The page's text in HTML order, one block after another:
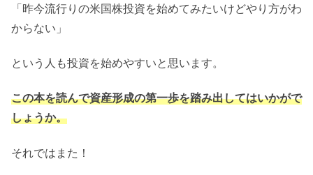
「昨今流行りの米国株投資を始めてみたいけどやり方がわ
からない」
という人も投資を始めやすいと思います。
この本を読んで資産形成の第一歩を踏み出してはいかがで
しょうか。
それではまた！